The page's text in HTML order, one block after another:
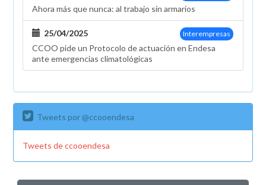
Ahora más que nunca: al trabajo sin armarios
Interempresas
25/04/2025
CCOO pide un Protocolo de actuación en Endesa
ante emergencias climatológicas
Tweets por @ccooendesa
Tweets de ccooendesa